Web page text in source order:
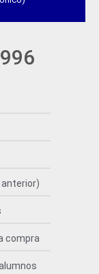
anterior)
compra